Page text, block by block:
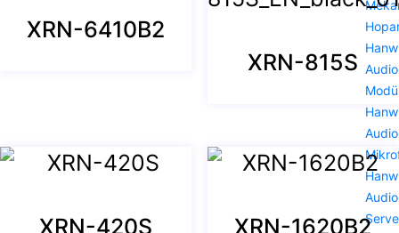
Audio
Audio
Audio
XRN-6410B2
XRN-815S
XRN-420S XRN-1620B2